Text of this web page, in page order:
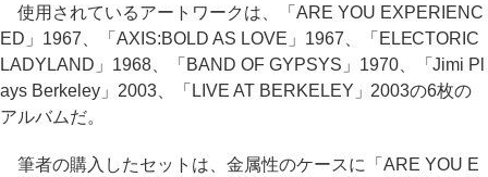
使用されているアートワークは、「ARE YOU EXPERIENC
ED」1967、「AXIS:BOLD AS LOVE」1967、「ELECTORIC
LADYLAND」1968、「BAND OF GYPSYS」1970、「Jimi Pl
ays Berkeley」2003、「LIVE AT BERKELEY」2003の6枚の
アルバムだ。
筆者の購入したセットは、金属性のケースに「ARE YOU E